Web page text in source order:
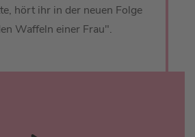
hört ihr in der neuen Folge
Waffeln einer Frau".